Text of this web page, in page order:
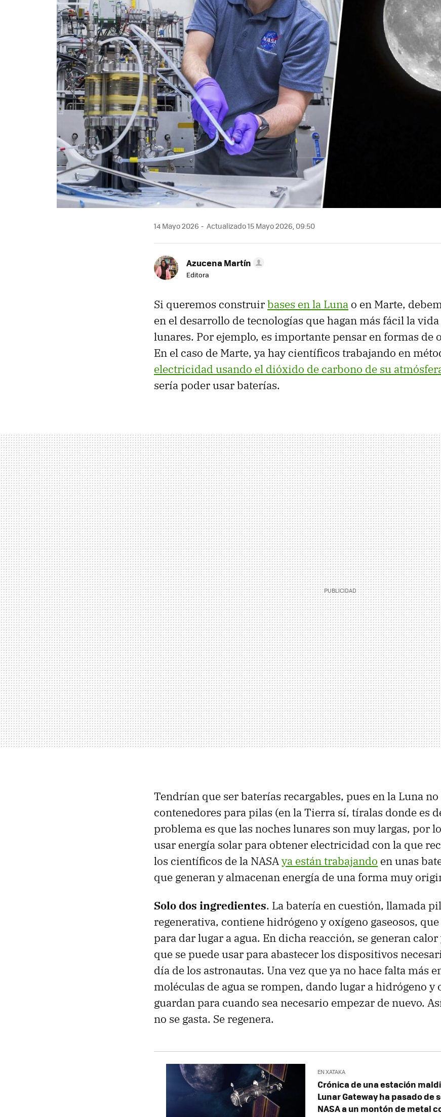
14 Mayo 2026 Actualizado 15 Mayo 2026, 09:50
Azucena Martín
Editora
Si queremos construirbases en la Luna o en Marte,
en el desarrollo de tecnologías que hagan más fácil la
lunares. Por ejemplo, es importante pensar en formas de
En el caso de Marte, ya hay científicos trabajando en
electricidad usando el dióxido de carbono de su
sería poder usar baterías.
Tendrían que ser baterías recargables, pues en la Luna no
contenedores para pilas (en la Tierra sí, tíralas donde es
problema es que las noches lunares son muy largas, por
usar energía solar para obtener electricidad con la que
los científicos de la NASAya están trabajando en unas
que generan y almacenan energía de una forma muy
Solo dos ingredientes. La batería en cuestión, llamada
regenerativa, contiene hidrógeno y oxígeno gaseosos,
para dar lugar a agua. En dicha reacción, se generan
que se puede usar para abastecer los dispositivos
día de los astronautas. Una vez que ya no hace falta más
moléculas de agua se rompen, dando lugar a hidrógeno y
guardan para cuando sea necesario empezar de nuevo.
no se gasta. Se regenera.
EN XATAKA
Crónica de una estación
Lunar Gateway ha pasado de
NASA a un montón de metal